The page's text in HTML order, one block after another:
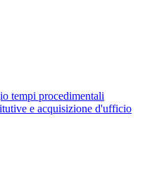
tempi procedimentali
e acquisizione d'ufficio